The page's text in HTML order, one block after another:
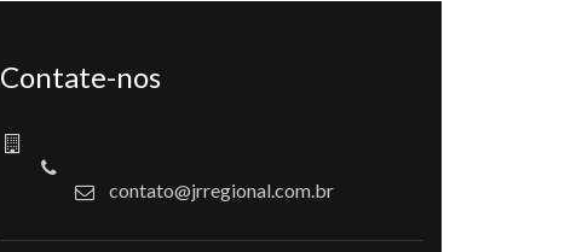
Contate-nos
contato@jrregional.com.br